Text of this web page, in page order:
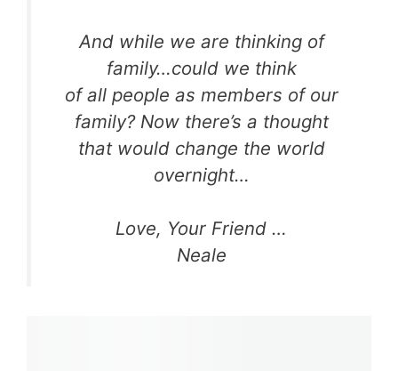
And while we are thinking of
family…could we think
of all people as members of our
family? Now there’s a thought
that would change the world
overnight…
Love, Your Friend …
Neale